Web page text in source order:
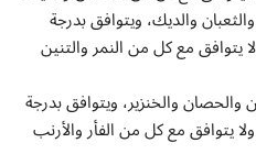
والديك، ويتوافق بدرجة
يتوافق مع كل من النمر والتنين
والحصان والخنزير، ويتوافق بدرجة
يتوافق مع كل من الفأر والأرنب